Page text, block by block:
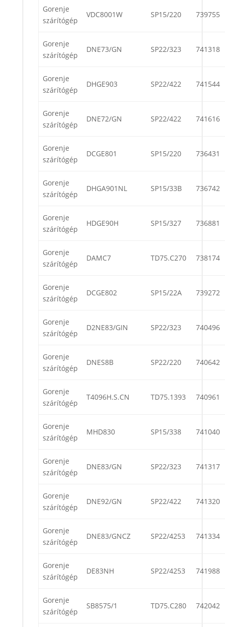
Gorenje
szárítógép
VDC8001W SP15/220 739755
Gorenje
szárítógép
DNE73/GN SP22/323 741318
Gorenje
szárítógép
DHGE903 SP22/422 741544
Gorenje
szárítógép
DNE72/GN SP22/422 741616
Gorenje
szárítógép
DCGE801 SP15/220 736431
Gorenje
szárítógép
DHGA901NL SP15/33B 736742
Gorenje
szárítógép
HDGE90H SP15/327 736881
Gorenje
szárítógép
DAMC7 TD75.C270 738174
Gorenje
szárítógép
DCGE802 SP15/22A 739272
Gorenje
szárítógép
D2NE83/GIN SP22/323 740496
Gorenje
szárítógép
DNES8B SP22/220 740642
Gorenje
szárítógép
T4096H.S.CN TD75.1393 740961
Gorenje
szárítógép
MHD830 SP15/338 741040
Gorenje
szárítógép
DNE83/GN SP22/323 741317
Gorenje
szárítógép
DNE92/GN SP22/422 741320
Gorenje
szárítógép
DNE83/GNCZ SP22/4253 741334
Gorenje
szárítógép
DE83NH SP22/4253 741988
Gorenje
szárítógép
SB8575/1 TD75.C280 742042